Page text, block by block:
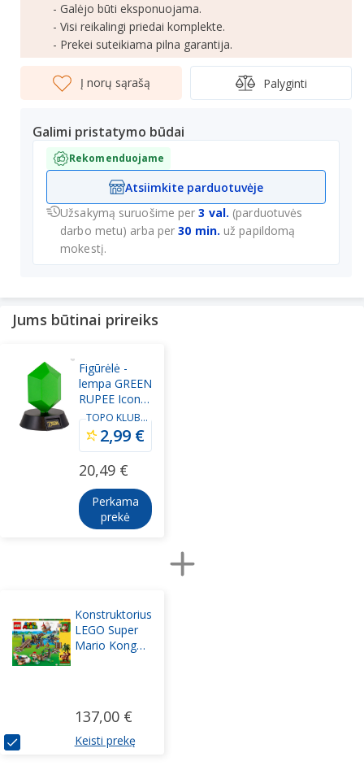
- Galėjo būti eksponuojama.
- Visi reikalingi priedai komplekte.
- Prekei suteikiama pilna garantija.
Į norų sąrašą Palyginti
Galimi pristatymo būdai
Rekomenduojame
Atsiimkite parduotuvėje
Užsakymą suruošime per3 val. (parduotuvės
darbo metu) arba per30 min. už papildomą
mokestį.
Jums būtinai prireiks
Figūrėlė -
lempa GREEN
RUPEE Icon
Light
20,49 €
TOPO KLUBO
nariams
2,99 €
Perkama
prekė
Konstruktorius
LEGO Super
Mario Kongo
papildomas
rinkinys 71425
137,00 €
Keisti prekę